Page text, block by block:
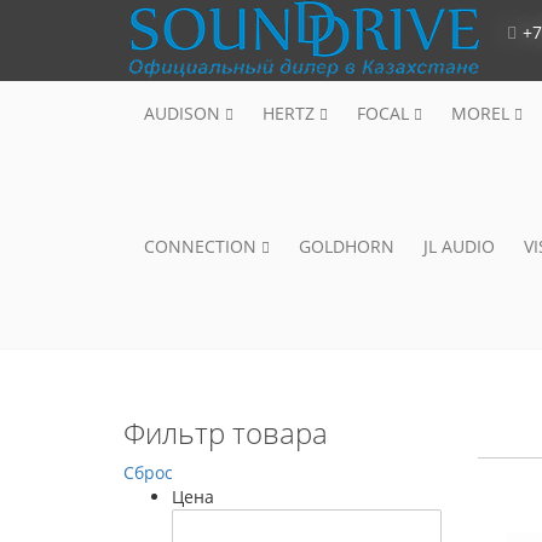
AUDISON HERTZ FOCAL MOREL
CONNECTION GOLDHORN JL AUDIO
Фильтр товара
Сброс
Цена